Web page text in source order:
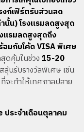
ก์เฟิร์ตรับส่วนลด
นั้น) โรงแรมลดสูงสุด
แรมลดสูงสุดถึง
อมกับโค้ด VISA พิเศษ
ดคุ้มในช่วง15-20
ลุ้นรับรางวัลพิเศษ เช่น
ะทำให้เทศกาลปลาย
ประจำเดือนตุลาคม